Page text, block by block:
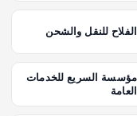
الفلاح للنقل والشحن
مؤسسة السريع للخدمات
العامة